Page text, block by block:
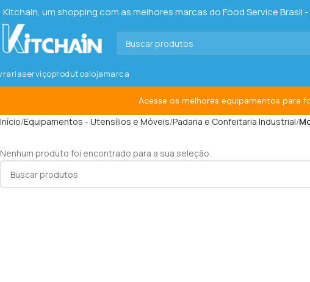
Kitchain, um shopping com as melhores marcas do Food Service Brasil
serviçoprodutoslojamarca
Início Equipamentos - Utensílios e Móveis Padaria e Confeitaria Industrial
Nenhum produto foi encontrado para a sua seleção.
Acesse os melhores equipamentos para